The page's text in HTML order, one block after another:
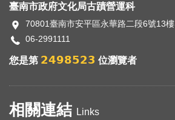
臺南市政府文化局古蹟營運科
70801臺南市安平區永華路二段6號13樓
06-2991111
您是第 2498523 位瀏覽者
相關連結 Links